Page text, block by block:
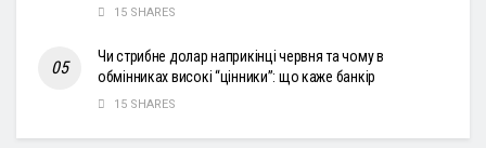
15 SHARES
Чи стрибне долар наприкінці червня та чому в
обмінниках високі “цінники”: що каже банкір
15 SHARES